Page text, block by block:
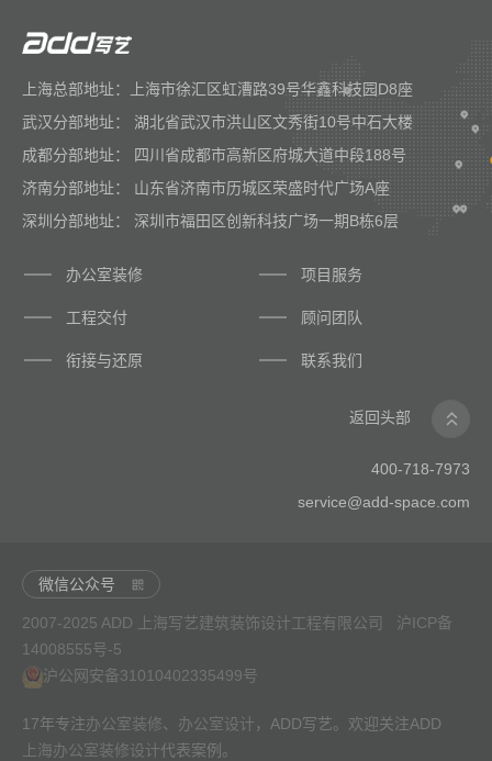
上海总部地址：上海市徐汇区虹漕路39号华鑫科技园D8座
武汉分部地址： 湖北省武汉市洪山区文秀街10号中石大楼
成都分部地址： 四川省成都市高新区府城大道中段188号
济南分部地址： 山东省济南市历城区荣盛时代广场A座
深圳分部地址： 深圳市福田区创新科技广场一期B栋6层
办公室装修 项目服务
工程交付 顾问团队
衔接与还原 联系我们
返回头部
400-718-7973
service@add-space.com
微信公众号
2007-2025 ADD 上海写艺建筑装饰设计工程有限公司 沪ICP备
14008555号-5
沪公网安备31010402335499号
17年专注办公室装修、 办公室设计 ，ADD写艺。欢迎关注ADD
上海办公室装修设计代表案例。